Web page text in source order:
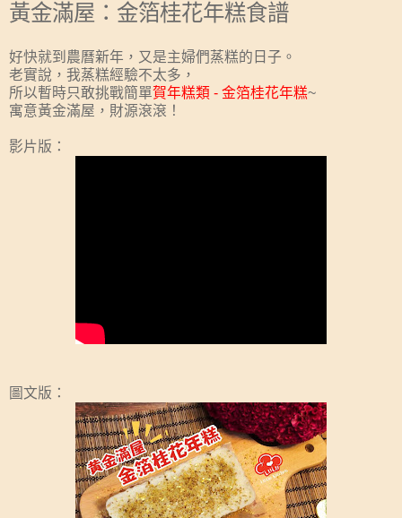
黃金滿屋：金箔桂花年糕食譜
好快就到農曆新年，又是主婦們蒸糕的日子。
老實說，我蒸糕經驗不太多，
所以暫時只敢挑戰簡單賀年糕類 - 金箔桂花年糕~
寓意黃金滿屋，財源滾滾！
影片版：
圖文版：